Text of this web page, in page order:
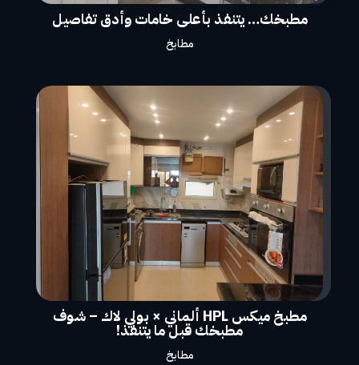
مطبخك… يتنفذ بأعلى خامات وأدق تفاصيل
مطابخ
مطبخ ميكس HPL ألماني × بولي لاك – شوف
مطبخك قبل ما يتنفذ!
مطابخ